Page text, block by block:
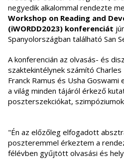
negyedik alkalommal rendezte
Workshop on Reading and
(iWORDD2023) konferenciát
Spanyolországban található San
A konferencián az olvasás- és
szaktekintélynek számító Charles
Franck Ramus és Usha
a világ minden tájáról érkező
poszterszekciókat,
"Én az előzőleg elfogadott
poszteremmel érkeztem a
félévben gyűjtött olvasási és